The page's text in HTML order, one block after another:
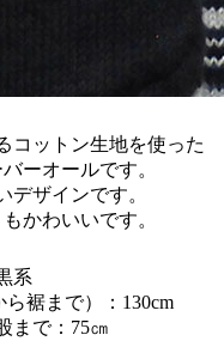
コットン生地を使った
ーオールです。
デザインです。
かわいいです。
系
裾まで）：130cm
まで：75㎝